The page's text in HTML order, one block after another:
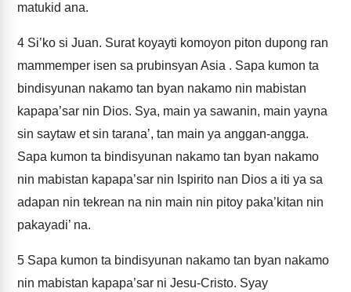
matukid ana.
4 Si’ko si Juan. Surat koyayti komoyon piton dupong ran
mammemper isen sa prubinsyan Asia . Sapa kumon ta
bindisyunan nakamo tan byan nakamo nin mabistan
kapapa’sar nin Dios. Sya, main ya sawanin, main yayna
sin saytaw et sin tarana’, tan main ya anggan-angga.
Sapa kumon ta bindisyunan nakamo tan byan nakamo
nin mabistan kapapa’sar nin Ispirito nan Dios a iti ya sa
adapan nin tekrean na nin main nin pitoy paka’kitan nin
pakayadi’ na.
5 Sapa kumon ta bindisyunan nakamo tan byan nakamo
nin mabistan kapapa’sar ni Jesu-Cristo. Syay